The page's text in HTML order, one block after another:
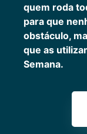
quem roda
para que
obstáculo,
que as
Semana.